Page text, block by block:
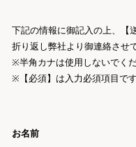
下記の情報に御記入の上、【
折り返し弊社より御連絡させ
※半角カナは使用しないでくだ
※【必須】は入力必須項目です
お名前